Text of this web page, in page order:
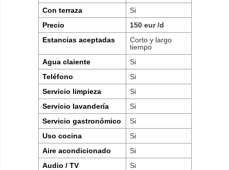
Con terraza
Si
Precio
150 eur /d
Estancias aceptadas
Corto y largo
tiempo
Agua claiente
Si
Teléfono
Si
Servicio limpieza
Si
Servicio lavandería
Si
Servicio gastronómico
Si
Uso cocina
Si
Aire acondicionado
Si
Audio / TV
Si